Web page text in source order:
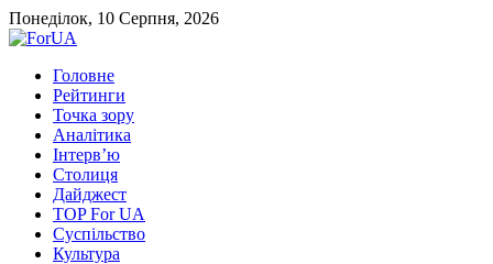
Понеділок, 10 Серпня, 2026
Головне
Рейтинги
Точка зору
Аналітика
Інтерв’ю
Столиця
Дайджест
TOP For UA
Суспiльство
Культура